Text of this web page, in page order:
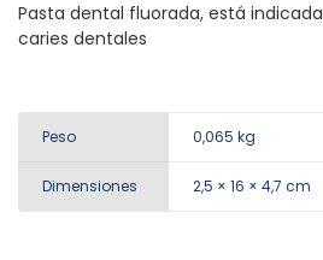
Pasta dental fluorada, está
caries dentales
Peso 0,065 kg
Dimensiones 2,5 × 16 × 4,7 cm